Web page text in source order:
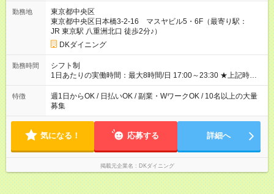
勤務地
東京都中央区
東京都中央区日本橋3-2-16 マスヤビル5・6F（最寄り駅：
JR 東京駅 八重洲北口 徒歩2分♪）
DKダイニング
勤務時間
シフト制
1日あたりの実働時間：最大8時間/日 17:00～23:30 ★上記時間
から週3日～OK ★1日3h～OK ※22時以降勤務は18歳以上(法令
による) ★自由シフト制
特徴
週1日からOK / 日払いOK / 副業・WワークOK / 10名以上の大量
募集
気になる！ 応募する 詳細へ
掲載元企業名 DKダイニング